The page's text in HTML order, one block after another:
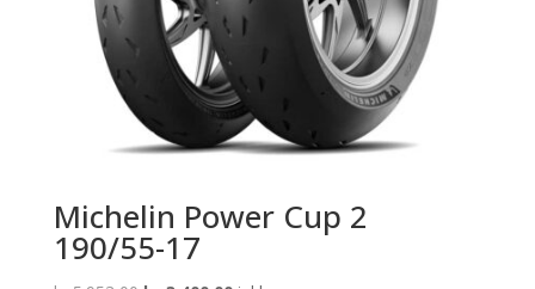
Michelin Power Cup 2
190/55-17